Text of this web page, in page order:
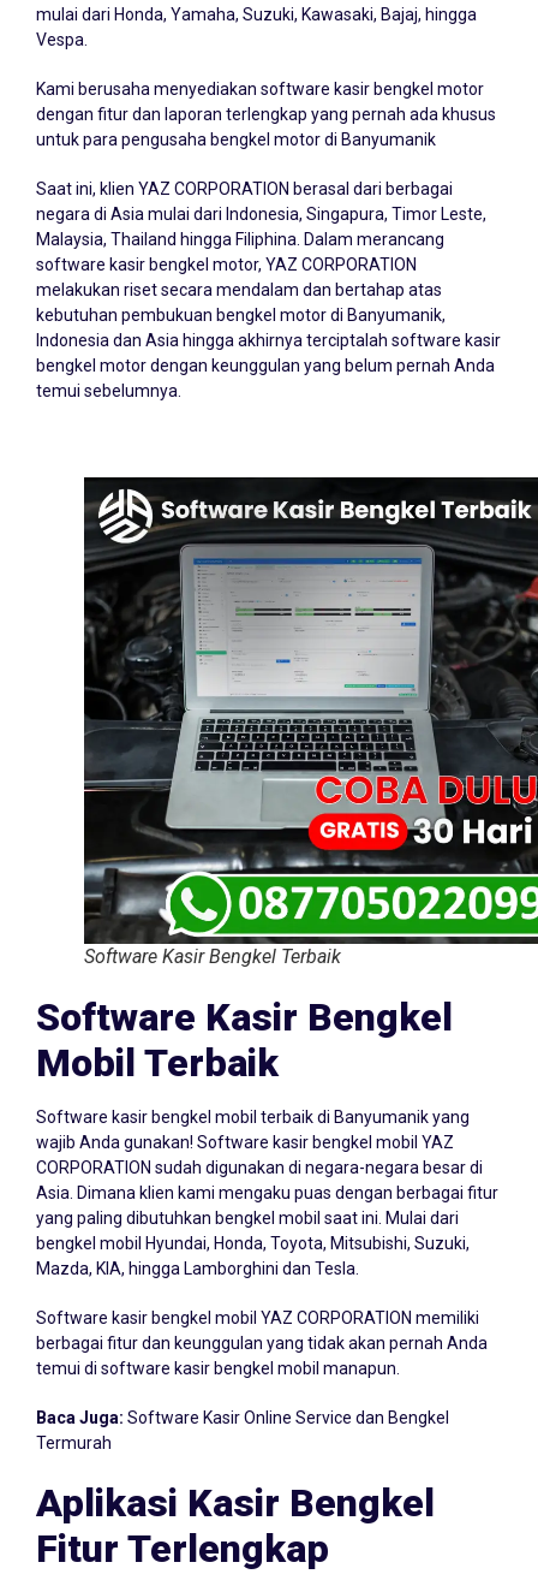
mulai dari Honda, Yamaha, Suzuki, Kawasaki, Bajaj, hingga
Vespa.
Kami berusaha menyediakan software kasir bengkel motor
dengan fitur dan laporan terlengkap yang pernah ada khusus
untuk para pengusaha bengkel motor di Banyumanik
Saat ini, klien YAZ CORPORATION berasal dari berbagai
negara di Asia mulai dari Indonesia, Singapura, Timor Leste,
Malaysia, Thailand hingga Filiphina. Dalam merancang
software kasir bengkel motor, YAZ CORPORATION
melakukan riset secara mendalam dan bertahap atas
kebutuhan pembukuan bengkel motor di Banyumanik,
Indonesia dan Asia hingga akhirnya terciptalah software kasir
bengkel motor dengan keunggulan yang belum pernah Anda
temui sebelumnya.
Software Kasir Bengkel Terbaik
Software Kasir Bengkel
Mobil Terbaik
Software kasir bengkel mobil terbaik di Banyumanik yang
wajib Anda gunakan! Software kasir bengkel mobil YAZ
CORPORATION sudah digunakan di negara-negara besar di
Asia. Dimana klien kami mengaku puas dengan berbagai fitur
yang paling dibutuhkan bengkel mobil saat ini. Mulai dari
bengkel mobil Hyundai, Honda, Toyota, Mitsubishi, Suzuki,
Mazda, KIA, hingga Lamborghini dan Tesla.
Software kasir bengkel mobil YAZ CORPORATION memiliki
berbagai fitur dan keunggulan yang tidak akan pernah Anda
temui di software kasir bengkel mobil manapun.
Baca Juga: Software Kasir Online Service dan Bengkel
Termurah
Aplikasi Kasir Bengkel
Fitur Terlengkap